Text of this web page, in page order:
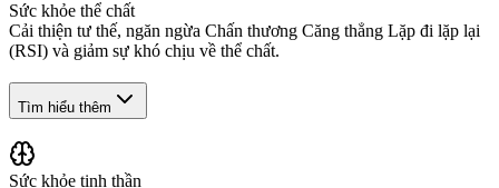
Sức khỏe thể chất
Cải thiện tư thế, ngăn ngừa Chấn thương Căng thẳng Lặp đi lặp lại
(RSI) và giảm sự khó chịu về thể chất.
Tìm hiểu thêm
Sức khỏe tinh thần